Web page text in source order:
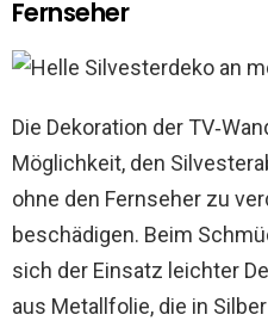
Fernseher
Die Dekoration der
Möglichkeit, den
ohne den Fernseher zu
beschädigen. Beim
sich der Einsatz leichter
aus Metallfolie, die in